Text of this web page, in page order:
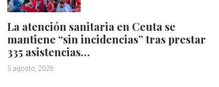
La atención sanitaria en Ceuta se
mantiene “sin incidencias” tras prestar
335 asistencias…
5 agosto, 2026